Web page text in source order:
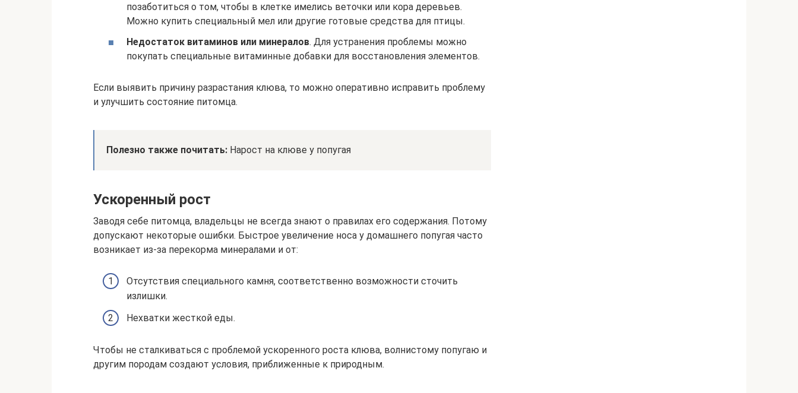
позаботиться о том, чтобы в клетке имелись веточки или кора деревьев.
Можно купить специальный мел или другие готовые средства для птицы.
Недостаток витаминов или минералов. Для устранения проблемы можно
покупать специальные витаминные добавки для восстановления элементов.
Если выявить причину разрастания клюва, то можно оперативно исправить проблему
и улучшить состояние питомца.
Полезно также почитать: Нарост на клюве у попугая
Ускоренный рост
Заводя себе питомца, владельцы не всегда знают о правилах его содержания. Потому
допускают некоторые ошибки. Быстрое увеличение носа у домашнего попугая часто
возникает из-за перекорма минералами и от:
Отсутствия специального камня, соответственно возможности сточить
излишки.
Нехватки жесткой еды.
Чтобы не сталкиваться с проблемой ускоренного роста клюва, волнистому попугаю и
другим породам создают условия, приближенные к природным.